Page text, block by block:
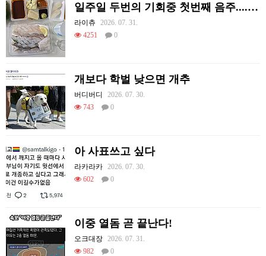
일주일 두번의 기회중 첫번째 음주....오늘도 혼술이네요
라이츄
2026. 07. 31.
4251
0
개보다 학벌 낮으면 개추
버디버디
2026. 07. 30.
743
0
아 사표쓰고 싶다
라카라카
2026. 07. 30.
602
0
이중 열돔 곧 끝난다!
오크대장
2026. 07. 31.
982
0